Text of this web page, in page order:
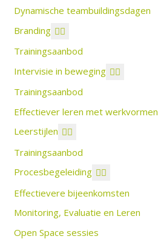
Dynamische teambuildingsdagen
Branding
Trainingsaanbod
Intervisie in beweging
Trainingsaanbod
Effectiever leren met werkvormen
Leerstijlen
Trainingsaanbod
Procesbegeleiding
Effectievere bijeenkomsten
Monitoring, Evaluatie en Leren
Open Space sessies